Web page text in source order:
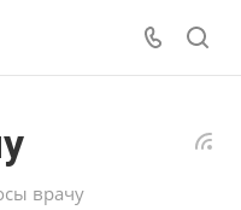
врачу